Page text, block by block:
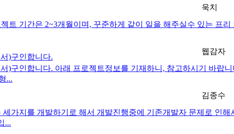
욱치
트 기간은 2~3개월이며, 꾸준하게 같이 일을 해주실수 있는 프
)구인합니다.
웹감자
구인합니다. 아래 프로젝트정보를 기재하니, 참고하시기 바랍
...
김종수
가지를 개발하기로 해서 개발진행중에 기존개발자 문제로 인
...